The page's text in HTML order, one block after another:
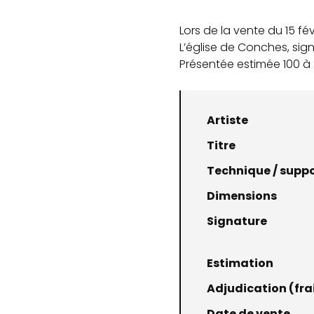
Lors de la vente du 15
L’église de Conches,
Présentée estimée 100
Artiste
Titre
Technique /
Dimensions
Signature
Estimation
Adjudication